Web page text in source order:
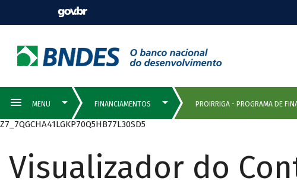
Z7_7QGCHA41LGKP70Q5HB77L30SD5
Visualizador do